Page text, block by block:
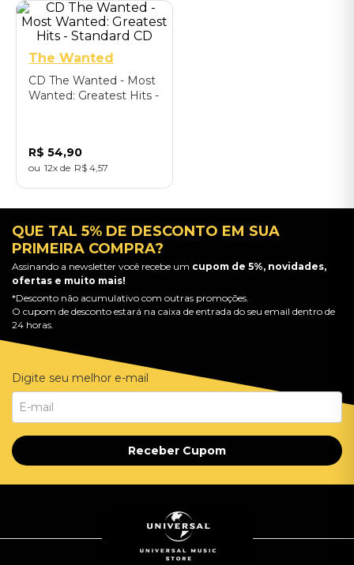
The Wanted
CD The Wanted - Most
Wanted: Greatest Hits -
R$ 54,90
12 R$ 4 57
QUE TAL 5% DE DESCONTO EM SUA
PRIMEIRA COMPRA?
Assinando a newsletter você recebe um cupom de 5%, novidades,
ofertas e muito mais!
*Desconto não acumulativo com outras promoções.
O cupom de desconto estará na caixa de entrada do seu email dentro de
24 horas.
Digite seu melhor e-mail
Receber Cupom